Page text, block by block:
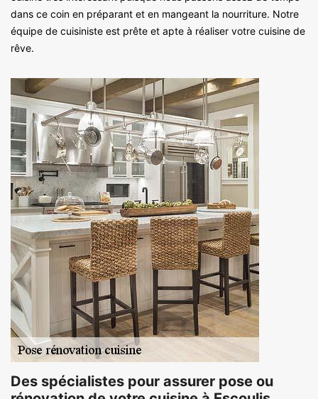
dans ce coin en préparant et en mangeant la nourriture. Notre
équipe de cuisiniste est prête et apte à réaliser votre cuisine de
rêve.
Des spécialistes pour assurer pose ou